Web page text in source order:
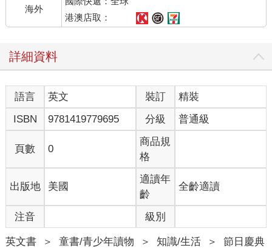
海外
港澳店取：
詳細資料
語言 英文 裝訂
精裝
ISBN
9781419779695 分級 普通級
頁數 0
商品規
格
出版地 美國
適讀年
齡
全齡適讀
注音 級別
英文書 ＞ 童書/青少年讀物 ＞ 知識/生活 ＞ 節日慶典